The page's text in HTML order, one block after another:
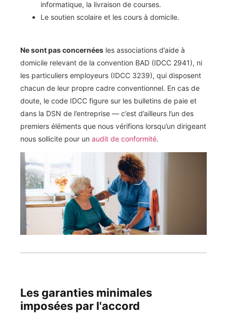
informatique, la livraison de courses.
Le soutien scolaire et les cours à domicile.
Ne sont pas concernées les associations d’aide à
domicile relevant de la convention BAD (IDCC 2941), ni
les particuliers employeurs (IDCC 3239), qui disposent
chacun de leur propre cadre conventionnel. En cas de
doute, le code IDCC figure sur les bulletins de paie et
dans la DSN de l’entreprise — c’est d’ailleurs l’un des
premiers éléments que nous vérifions lorsqu’un dirigeant
nous sollicite pour un audit de conformité.
Les garanties minimales
imposées par l'accord